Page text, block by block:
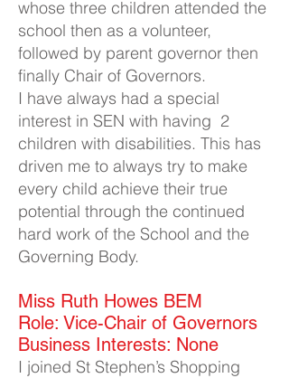
whose three children attended the
school then as a volunteer,
followed by parent governor then
finally Chair of Governors.
I have always had a special
interest in SEN with having 2
children with disabilities. This has
driven me to always try to make
every child achieve their true
potential through the continued
hard work of the School and the
Governing Body.
Miss Ruth Howes BEM​
Role: Vice-Chair of Governors
Business Interests: None
I joined St Stephen’s Shopping